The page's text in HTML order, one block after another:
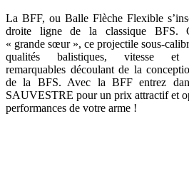
La BFF, ou Balle Flèche Flexible
droite ligne de la classique BFS.
« grande sœur », ce projectile sous-
qualités balistiques, vitesse et
remarquables découlant de la
de la BFS. Avec la BFF entrez
SAUVESTRE pour un prix attractif et
performances de votre arme !